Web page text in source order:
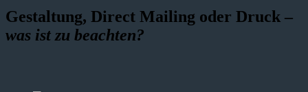
Gestaltung, Direct Mailing oder Druck –
was ist zu beachten?